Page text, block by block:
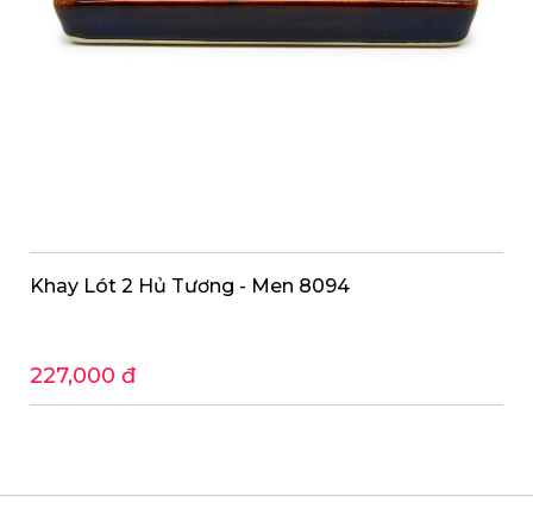
Khay Lót 2 Hủ Tương - Men 8094
227,000 đ